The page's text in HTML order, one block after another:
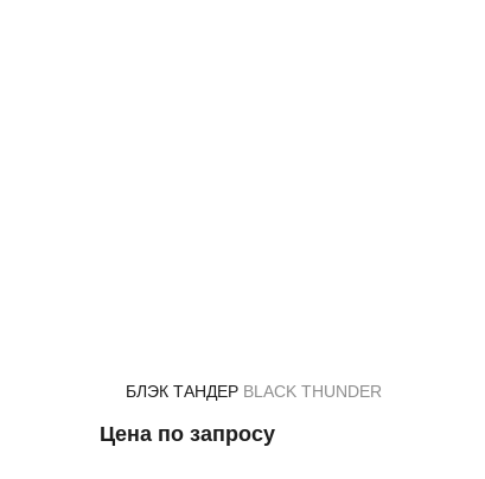
БЛЭК ТАНДЕР BLACK THUNDER
Цена по запросу